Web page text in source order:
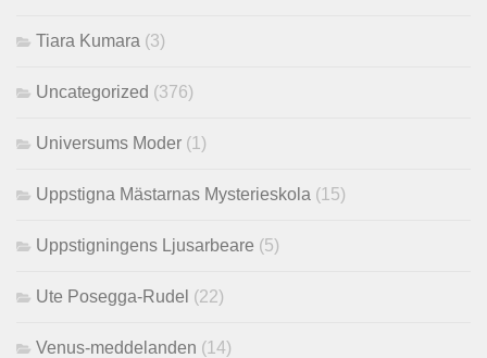
Tiara Kumara (3)
Uncategorized (376)
Universums Moder (1)
Uppstigna Mästarnas Mysterieskola (15)
Uppstigningens Ljusarbeare (5)
Ute Posegga-Rudel (22)
Venus-meddelanden (14)